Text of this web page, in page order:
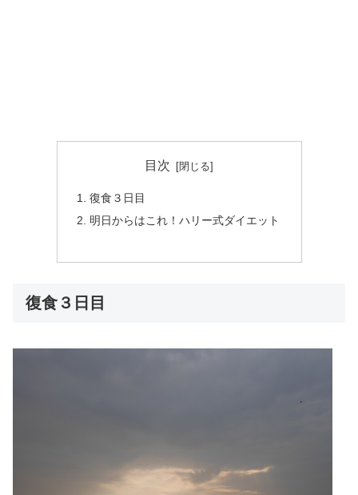
目次
復食３日目
明日からはこれ！ハリー式ダイエット
復食３日目